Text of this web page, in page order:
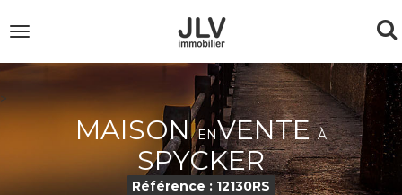
Toggle
>
MAISONENVENTEÀ
SPYCKER
Référence : 12130RS